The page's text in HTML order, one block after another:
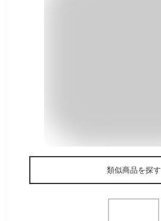
類似商品を探す